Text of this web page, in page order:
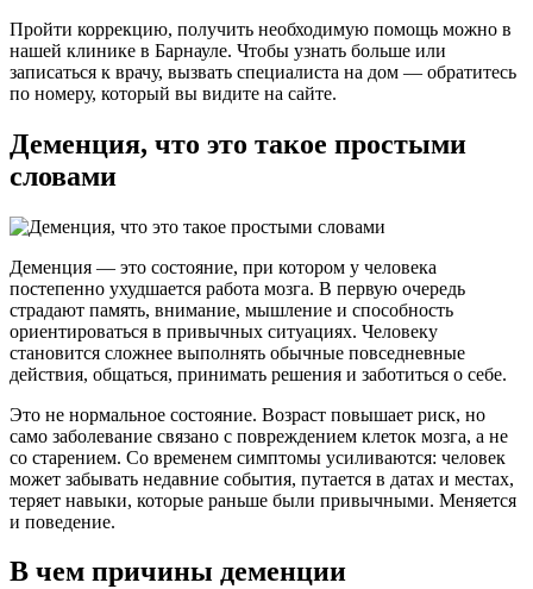
Пройти коррекцию, получить необходимую помощь можно в
нашей клинике в Барнауле. Чтобы узнать больше или
записаться к врачу, вызвать специалиста на дом — обратитесь
по номеру, который вы видите на сайте.
Деменция, что это такое простыми
словами
Деменция — это состояние, при котором у человека
постепенно ухудшается работа мозга. В первую очередь
страдают память, внимание, мышление и способность
ориентироваться в привычных ситуациях. Человеку
становится сложнее выполнять обычные повседневные
действия, общаться, принимать решения и заботиться о себе.
Это не нормальное состояние. Возраст повышает риск, но
само заболевание связано с повреждением клеток мозга, а не
со старением. Со временем симптомы усиливаются: человек
может забывать недавние события, путается в датах и местах,
теряет навыки, которые раньше были привычными. Меняется
и поведение.
В чем причины деменции